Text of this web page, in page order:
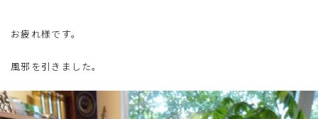
お疲れ様です。
風邪を引きました。